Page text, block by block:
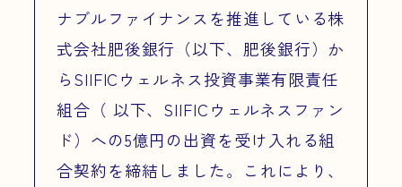
ナブルファイナンスを推進している株
式会社肥後銀行（以下、肥後銀行）か
らSIIFICウェルネス投資事業有限責任
組合（ 以下、SIIFICウェルネスファン
ド）への5億円の出資を受け入れる組
合契約を締結しました。これにより、